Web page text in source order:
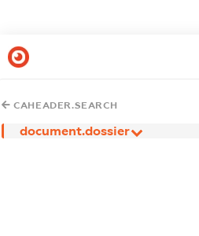
CAHEADER.SEARCH
document.dossier